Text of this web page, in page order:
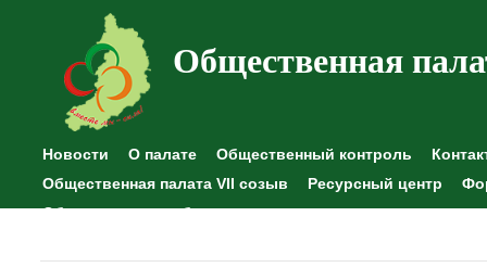
Общественная
Новости О палате Общественный контроль
Общественная палата VII созыв
Ресурсный центр
Общественные наблюдения